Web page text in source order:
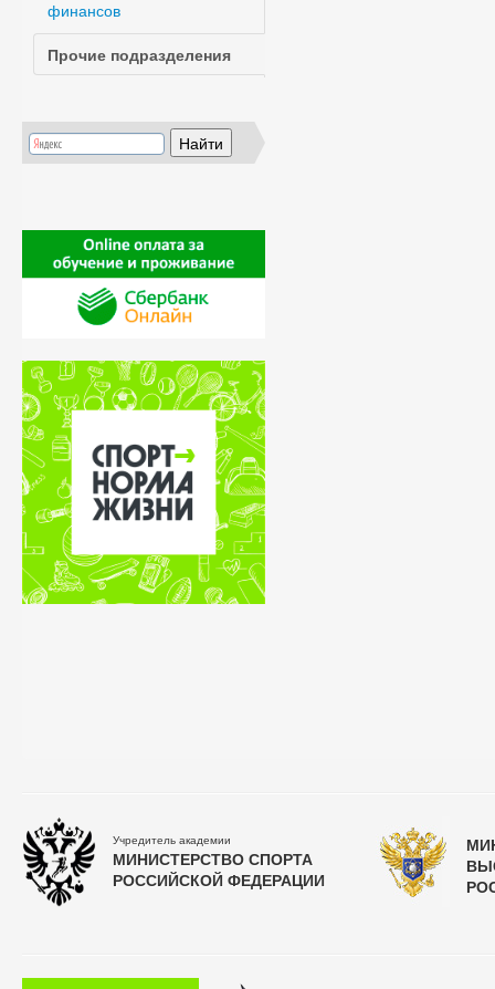
финансов
Прочие подразделения
Учредитель академии
МИНИСТЕРСТВО СПОРТА
РОССИЙСКОЙ ФЕДЕРАЦИИ